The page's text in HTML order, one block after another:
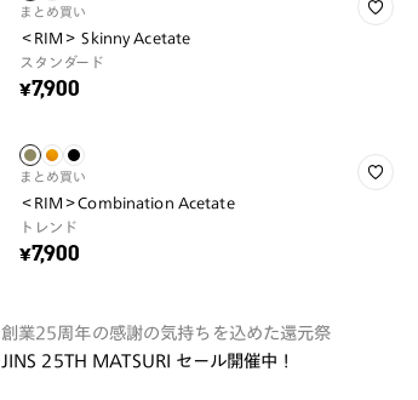
まとめ買い
＜RIM＞ Skinny Acetate
スタンダード
¥7,900
まとめ買い
＜RIM＞Combination Acetate
トレンド
¥7,900
創業25周年の感謝の気持ちを込めた還元祭
JINS 25TH MATSURI セール開催中！